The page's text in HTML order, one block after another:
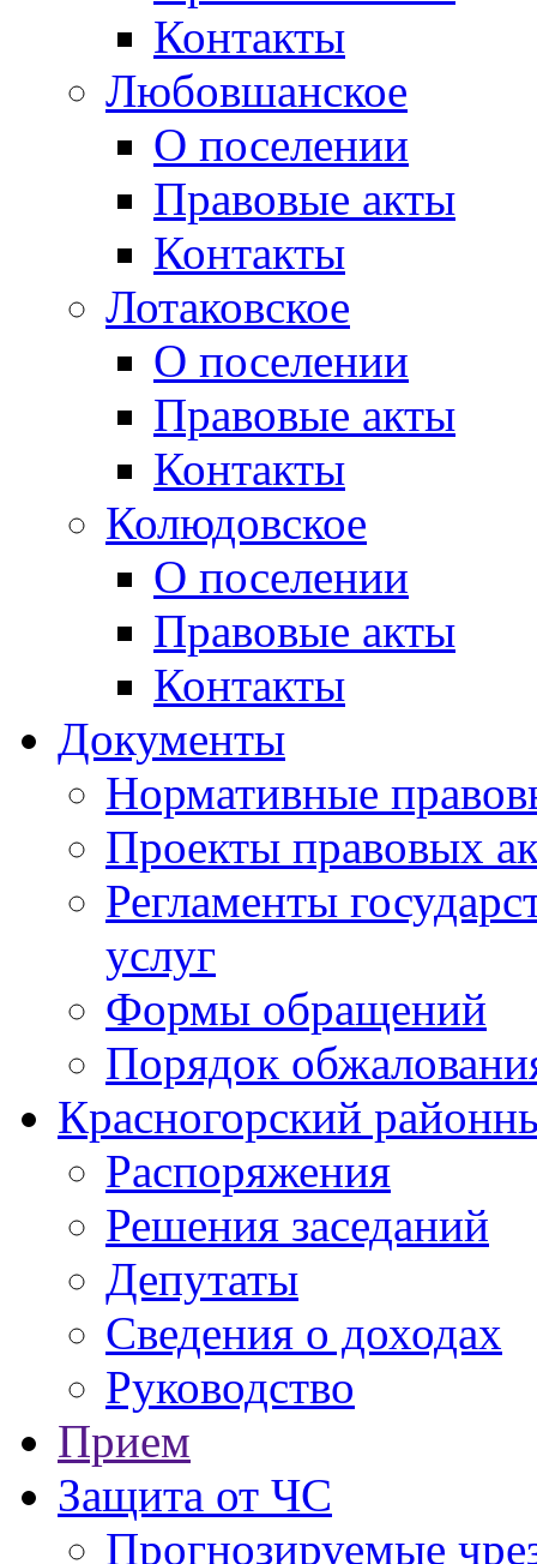
Контакты
Любовшанское
О поселении
Правовые акты
Контакты
Лотаковское
О поселении
Правовые акты
Контакты
Колюдовское
О поселении
Правовые акты
Контакты
Документы
Нормативные
Проекты правовых
Регламенты
услуг
Формы обращений
Порядок
Красногорский
Распоряжения
Решения заседаний
Депутаты
Сведения о доходах
Руководство
Прием
Защита от ЧС
Прогнозируемые